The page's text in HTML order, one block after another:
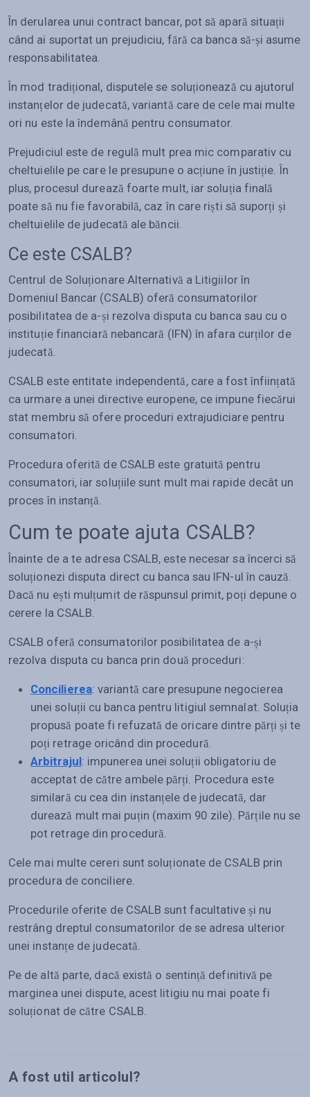
În derularea unui contract bancar, pot să apară situații
când ai suportat un prejudiciu, fără ca banca să-și asume
responsabilitatea.
În mod tradițional, disputele se soluționează cu ajutorul
instanțelor de judecată, variantă care de cele mai multe
ori nu este la îndemână pentru consumator.
Prejudiciul este de regulă mult prea mic comparativ cu
cheltuielile pe care le presupune o acțiune în justiție. În
plus, procesul durează foarte mult, iar soluția finală
poate să nu fie favorabilă, caz în care riști să suporți și
cheltuielile de judecată ale băncii.
Ce este CSALB?
Centrul de Soluționare Alternativă a Litigiilor în
Domeniul Bancar (CSALB) oferă consumatorilor
posibilitatea de a-și rezolva disputa cu banca sau cu o
instituție financiară nebancară (IFN) în afara curților de
judecată.
CSALB este entitate independentă, care a fost înființată
ca urmare a unei directive europene, ce impune fiecărui
stat membru să ofere proceduri extrajudiciare pentru
consumatori.
Procedura oferită de CSALB este gratuită pentru
consumatori, iar soluțiile sunt mult mai rapide decât un
proces în instanță.
Cum te poate ajuta CSALB?
Înainte de a te adresa CSALB, este necesar sa încerci să
soluționezi disputa direct cu banca sau IFN-ul în cauză.
Dacă nu ești mulțumit de răspunsul primit, poți depune o
cerere la CSALB.
CSALB oferă consumatorilor posibilitatea de a-și
rezolva disputa cu banca prin două proceduri:
Concilierea: variantă care presupune negocierea
unei soluții cu banca pentru litigiul semnalat. Soluția
propusă poate fi refuzată de oricare dintre părți și te
poți retrage oricând din procedură.
Arbitrajul: impunerea unei soluții obligatoriu de
acceptat de către ambele părți. Procedura este
similară cu cea din instanțele de judecată, dar
durează mult mai puțin (maxim 90 zile). Părțile nu se
pot retrage din procedură.
Cele mai multe cereri sunt soluționate de CSALB prin
procedura de conciliere.
Procedurile oferite de CSALB sunt facultative și nu
restrâng dreptul consumatorilor de se adresa ulterior
unei instanțe de judecată.
Pe de altă parte, dacă există o sentință definitivă pe
marginea unei dispute, acest litigiu nu mai poate fi
soluționat de către CSALB.
A fost util articolul?